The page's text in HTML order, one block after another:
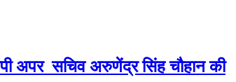
अपर सचिव अरुणेंद्र सिंह चौहान की